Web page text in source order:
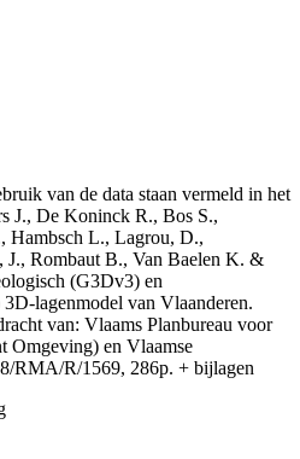
van de data staan vermeld in het
J., De Koninck R., Bos S.,
Hambsch L., Lagrou, D.,
J., Rombaut B., Van Baelen K. &
(G3Dv3) en
lagenmodel van Vlaanderen.
van: Vlaams Planbureau voor
Omgeving) en Vlaamse
RMA/R/1569, 286p. + bijlagen